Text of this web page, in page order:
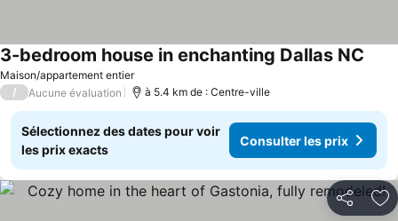
Maison/appartement entier
3-bedroom house in enchanting Dallas NC
/ Aucune évaluation à 5.4 km de : Centre-ville
Sélectionnez des dates pour voir
les prix exacts
Consulter les prix
Partager